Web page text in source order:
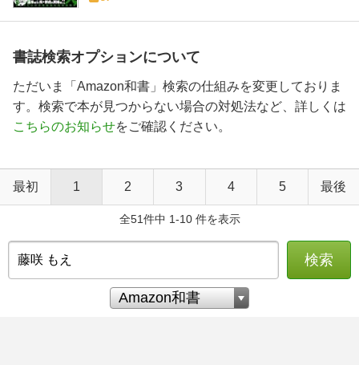
書誌検索オプションについて
ただいま「Amazon和書」検索の仕組みを変更しておりま
す。検索で本が見つからない場合の対処法など、詳しくは
こちらのお知らせをご確認ください。
最初 1 2 3 4 5 最後
全51件中 1-10 件を表示
検索